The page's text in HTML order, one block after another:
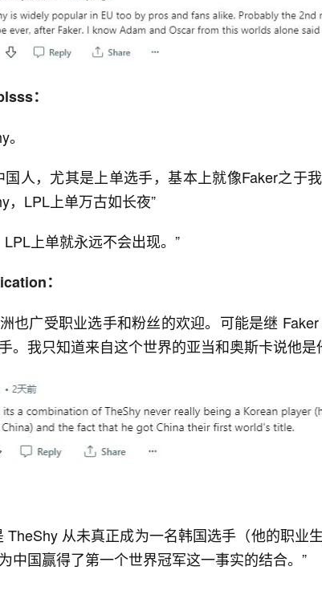
：
国人，尤其是上单选手，基本上就像Faker之于
，LPL上单万古如长夜”
上单就永远不会出现。”
：
也广受职业选手和粉丝的欢迎。可能是继
。我只知道来自这个世界的亚当和奥斯卡说他是
TheShy 从未真正成为一名韩国选手（他的职业
中国赢得了第一个世界冠军这一事实的结合。”